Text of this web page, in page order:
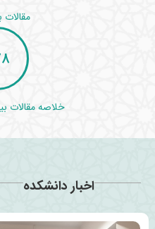
مقالات
خلاصه مقالات
اخبار دانشکده